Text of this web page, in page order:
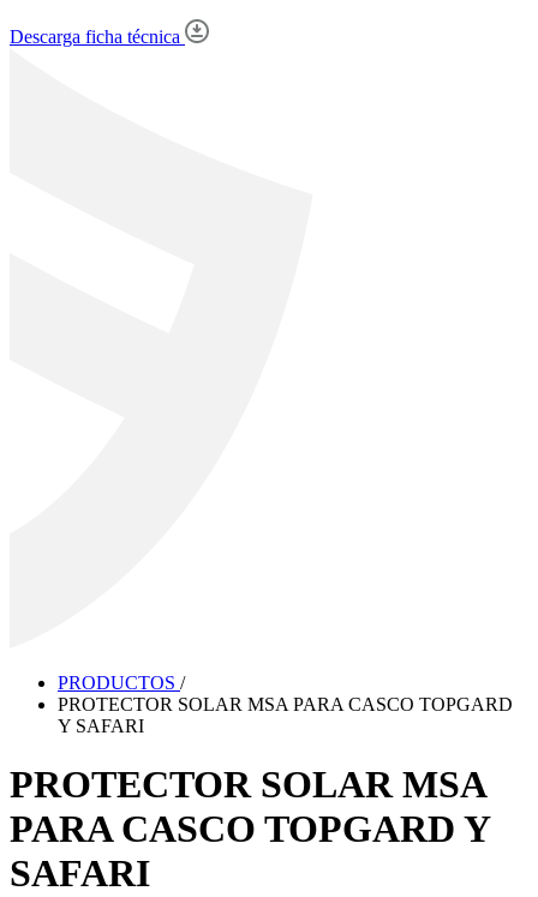
Descarga ficha técnica
PRODUCTOS /
PROTECTOR SOLAR MSA PARA CASCO TOPGARD
Y SAFARI
PROTECTOR SOLAR MSA
PARA CASCO TOPGARD Y
SAFARI